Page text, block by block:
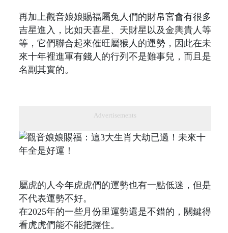
再加上觀音娘娘賜福屬兔人們的財帛宮會有很多
吉星進入，比如天喜星、天財星以及金輿貴人等
等，它們聯合起來催旺屬猴人的運勢，因此在未
來十年裡進軍有錢人的行列不是難事兒，而且是
名副其實的。
Advertisements
屬虎的人今年虎虎們的運勢也有一點低迷，但是
不代表運勢不好。
在2025年的一些月份里運勢還是不錯的，關鍵得
看虎虎們能不能把握住。